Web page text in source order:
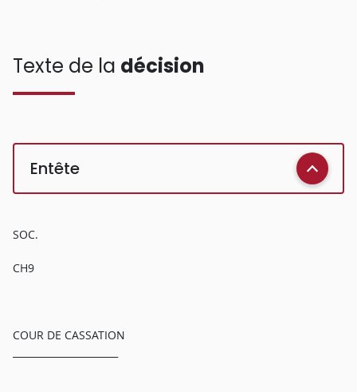
Texte de la décision
Entête
SOC.
CH9
COUR DE CASSATION